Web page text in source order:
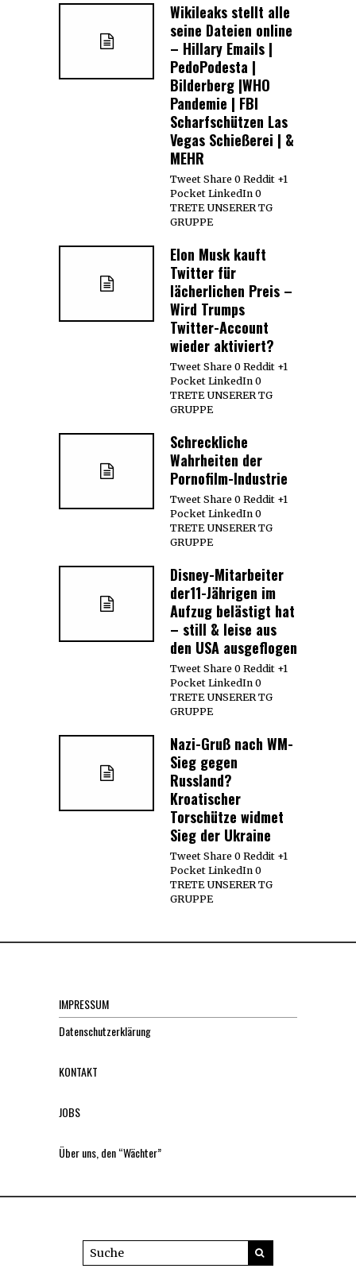
Wikileaks stellt alle
seine Dateien online
– Hillary Emails |
PedoPodesta |
Bilderberg |WHO
Pandemie | FBI
Scharfschützen Las
Vegas Schießerei | &
MEHR
Tweet Share 0 Reddit +1
Pocket LinkedIn 0
TRETE UNSERER TG
GRUPPE
Elon Musk kauft
Twitter für
lächerlichen Preis –
Wird Trumps
Twitter-Account
wieder aktiviert?
Tweet Share 0 Reddit +1
Pocket LinkedIn 0
TRETE UNSERER TG
GRUPPE
Schreckliche
Wahrheiten der
Pornofilm-Industrie
Tweet Share 0 Reddit +1
Pocket LinkedIn 0
TRETE UNSERER TG
GRUPPE
Disney-Mitarbeiter
der11-Jährigen im
Aufzug belästigt hat
– still & leise aus
den USA ausgeflogen
Tweet Share 0 Reddit +1
Pocket LinkedIn 0
TRETE UNSERER TG
GRUPPE
Nazi-Gruß nach WM-
Sieg gegen
Russland?
Kroatischer
Torschütze widmet
Sieg der Ukraine
Tweet Share 0 Reddit +1
Pocket LinkedIn 0
TRETE UNSERER TG
GRUPPE
IMPRESSUM
Datenschutzerklärung
KONTAKT
JOBS
Über uns, den “Wächter”